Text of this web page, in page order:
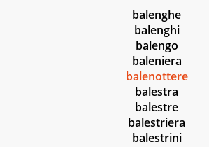
balenghe
balenghi
balengo
baleniera
balenottere
balestra
balestre
balestriera
balestrini